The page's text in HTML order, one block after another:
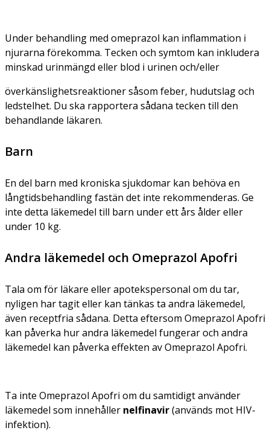
Under behandling med omeprazol kan inflammation i
njurarna förekomma. Tecken och symtom kan inkludera
minskad urinmängd eller blod i urinen och/eller
överkänslighetsreaktioner såsom feber, hudutslag och
ledstelhet. Du ska rapportera sådana tecken till den
behandlande läkaren.
Barn
En del barn med kroniska sjukdomar kan behöva en
långtidsbehandling fastän det inte rekommenderas. Ge
inte detta läkemedel till barn under ett års ålder eller
under 10 kg.
Andra läkemedel och Omeprazol Apofri
Tala om för läkare eller apotekspersonal om du tar,
nyligen har tagit eller kan tänkas ta andra läkemedel,
även receptfria sådana. Detta eftersom Omeprazol Apofri
kan påverka hur andra läkemedel fungerar och andra
läkemedel kan påverka effekten av Omeprazol Apofri.
Ta inte Omeprazol Apofri om du samtidigt använder
läkemedel som innehåller nelfinavir(används mot HIV-
infektion).